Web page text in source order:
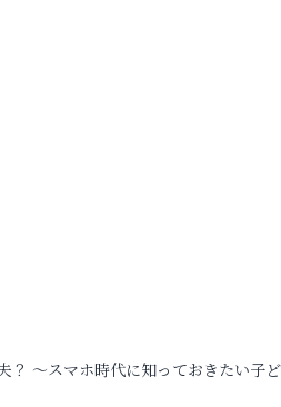
？ ～スマホ時代に知っておきたい子